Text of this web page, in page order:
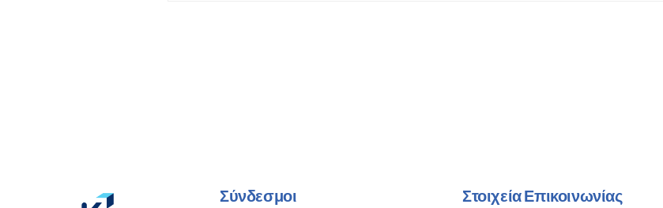
Σύνδεσμοι Στοιχεία Επικοινωνίας